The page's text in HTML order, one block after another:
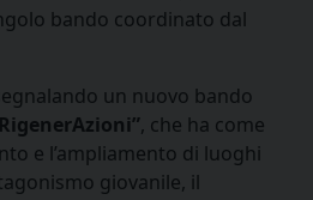
bando coordinato dal
un nuovo bando
, che ha come
e l’ampliamento di luoghi
giovanile, il